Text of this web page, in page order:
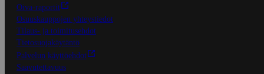
Oiva-raportit
Osuuskauppojen yhteystiedot
Tilaus- ja toimitusehdot
Tietosuojakäytäntö
Palvelun käyttöehdot
Saavutettavuus